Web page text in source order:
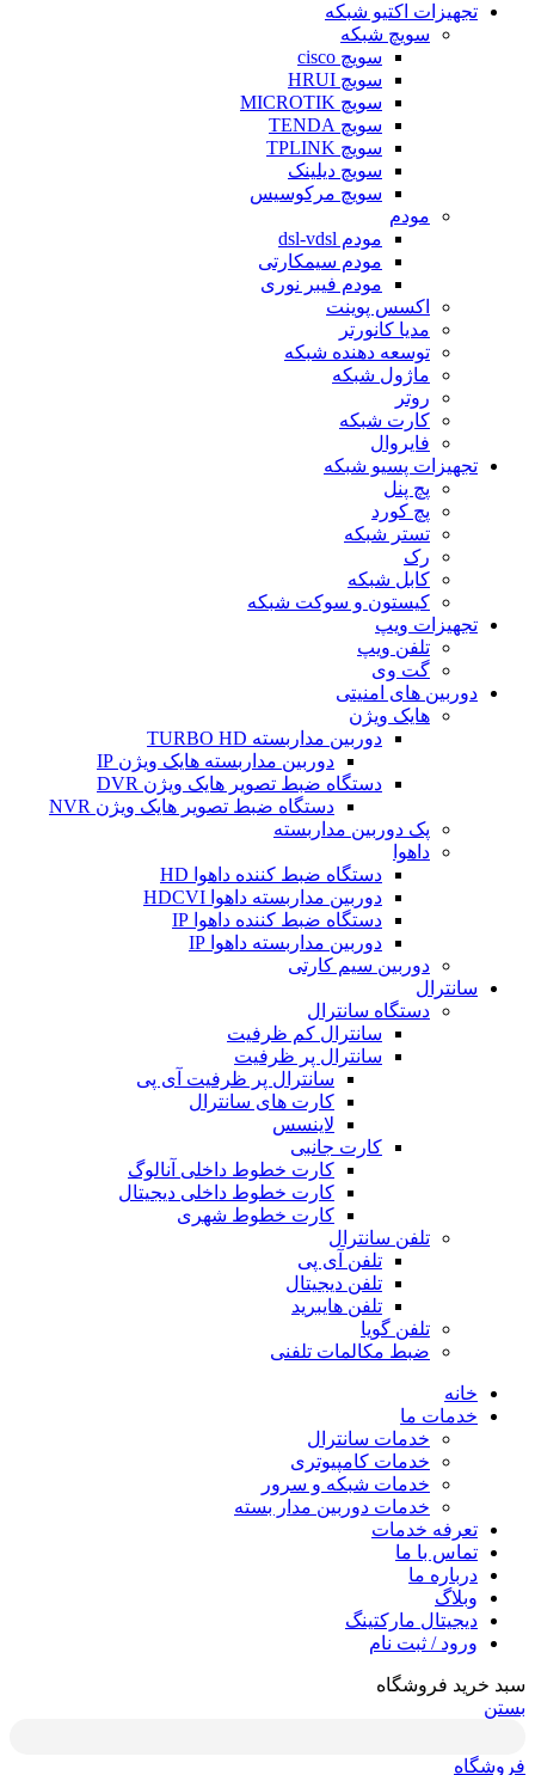
تجهیزات اکتیو شبکه
سویچ شبکه
سویچ cisco
سویچ HRUI
سویچ MICROTIK
سویچ TENDA
سویچ TPLINK
سویچ دیلینک
سویچ مرکوسیس
مودم
مودم dsl-vdsl
مودم سیمکارتی
مودم فیبر نوری
اکسس پوینت
مدیا کانورتر
توسعه دهنده شبکه
ماژول شبکه
روتر
کارت شبکه
فایروال
تجهیزات پسیو شبکه
پچ پنل
پچ کورد
تستر شبکه
رک
کابل شبکه
کیستون و سوکت شبکه
تجهیزات ویپ
تلفن ویپ
گت وی
دوربین های امنیتی
هایک ویژن
دوربین مداربسته TURBO HD
دوربین مداربسته هایک ویژن IP
دستگاه ضبط تصویر هایک ویژن DVR
دستگاه ضبط تصویر هایک ویژن NVR
پک دوربین مداربسته
داهوا
دستگاه ضبط کننده داهوا HD
دوربین مداربسته داهوا HDCVI
دستگاه ضبط کننده داهوا IP
دوربین مداربسته داهوا IP
دوربین سیم کارتی
سانترال
دستگاه سانترال
سانترال کم ظرفیت
سانترال پر ظرفیت
سانترال پر ظرفیت آی پی
کارت های سانترال
لاینسس
کارت جانبی
کارت خطوط داخلی آنالوگ
کارت خطوط داخلی دیجیتال
کارت خطوط شهری
تلفن سانترال
تلفن آی پی
تلفن دیجیتال
تلفن هایبرید
تلفن گویا
ضبط مکالمات تلفنی
خانه
خدمات ما
خدمات سانترال
خدمات کامپیوتری
خدمات شبکه و سرور
خدمات دوربین مدار بسته
تعرفه خدمات
تماس با ما
درباره ما
وبلاگ
دیجیتال مارکتینگ
ورود / ثبت نام
سبد خرید فروشگاه
بستن
فروشگاه